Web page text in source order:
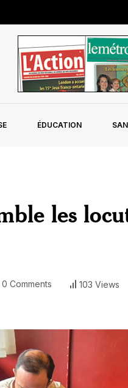
ÉDUCATION
les
0 Comments 103 Views